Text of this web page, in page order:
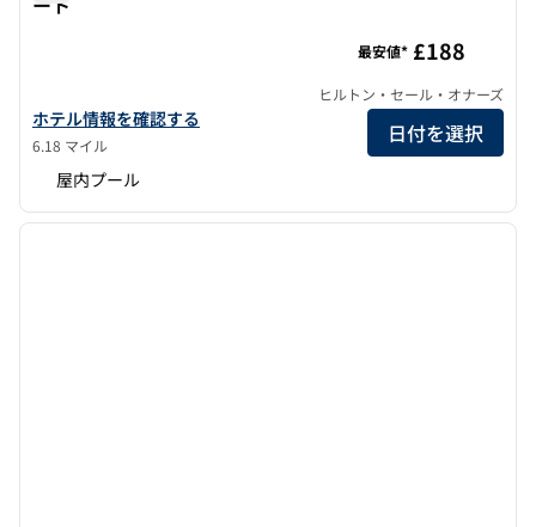
ダブルツリーbyヒルトン・エディンバラ・エアポートのホテルの
ホテル情報を確認する
6.18 マイル
最安値* £188
ヒルトン・セール・オナーズ
日付を選択
屋内プール
1/12
1/12
前の画像 次の